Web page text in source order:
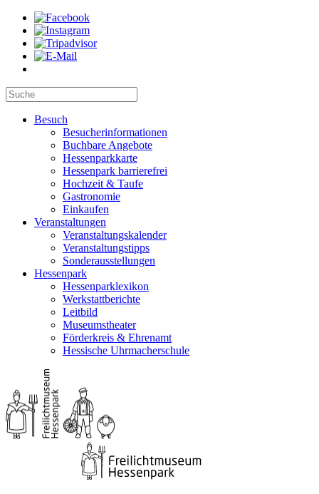
Besuch
Besucherinformationen
Buchbare Angebote
Hessenparkkarte
Hessenpark barrierefrei
Hochzeit & Taufe
Gastronomie
Einkaufen
Veranstaltungen
Veranstaltungskalender
Veranstaltungstipps
Sonderausstellungen
Hessenpark
Hessenparklexikon
Werkstattberichte
Leitbild
Museumstheater
Förderkreis & Ehrenamt
Hessische Uhrmacherschule